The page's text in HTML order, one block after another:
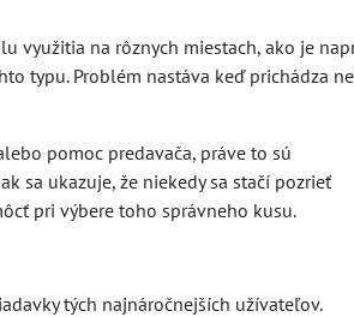
na rôznych miestach, ako je
typu. Problém nastáva keď prichádza
pomoc predavača, práve to sú
sa ukazuje, že niekedy sa stačí pozrieť
pri výbere toho správneho kusu.
tých najnáročnejších užívateľov.